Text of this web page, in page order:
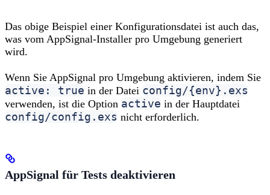
Das obige Beispiel einer Konfigurationsdatei ist auch das,
was vom AppSignal-Installer pro Umgebung generiert
wird.
Wenn Sie AppSignal pro Umgebung aktivieren, indem Sie
active: true in der Datei config/{env}.exs
verwenden, ist die Option active in der Hauptdatei
config/config.exs nicht erforderlich.
AppSignal für Tests deaktivieren